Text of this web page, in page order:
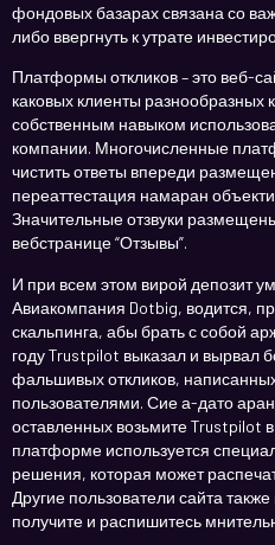
фондовых базарах связана со
либо ввергнуть к утрате
Платформы откликов – это веб-
каковых клиенты разнообразных
собственным навыком
компании. Многочисленные
чистить ответы впереди
переаттестация намаран
Значительные отзвуки
вебстранице “Отзывы”.
И при всем этом вирой депозит
Авиакомпания Dotbig, водится,
скальпинга, абы брать с собой
году Trustpilot выказал и вырвал
фальшивых откликов,
пользователями. Сие а-дато
оставленных возьмите Trustpilot
платформе используется
решения, которая может
Другие пользователи сайта
получите и распишитесь